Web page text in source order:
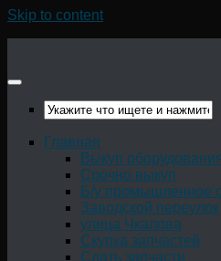
Skip to content
Главная
Выкуп
Срочно выкуп
Б/у промышленное
Заводской переулок
улица Чкалова
Скупка запчастей
Сдать запчасти